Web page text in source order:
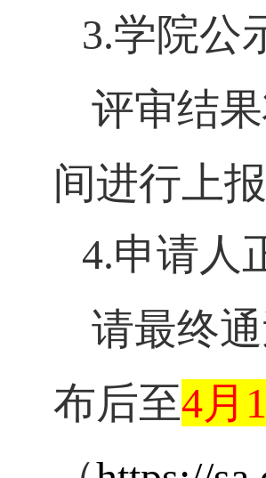
3.学院公
评审结
间进行上报
4.申请人
请最终
布后至4月 1